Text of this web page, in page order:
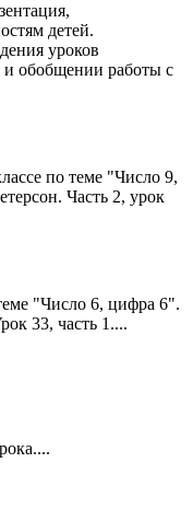
детей.
уроков
и обобщении работы с
по теме "Число 9,
Часть 2, урок
"Число 6, цифра 6".
33, часть 1....